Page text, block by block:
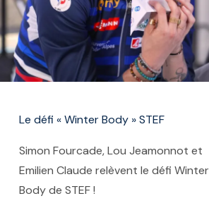
Le défi « Winter Body » STEF
Simon Fourcade, Lou Jeamonnot et
Emilien Claude relèvent le défi Winter
Body de STEF !